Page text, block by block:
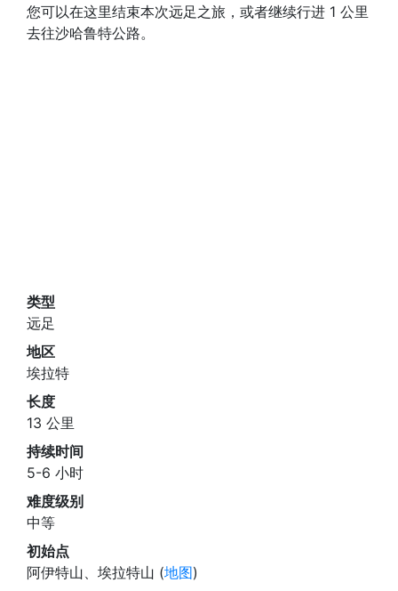
您可以在这里结束本次远足之旅，或者继续行进 1 公里
去往沙哈鲁特公路。
类型
远足
地区
埃拉特
长度
13 公里
持续时间
5-6 小时
难度级别
中等
初始点
阿伊特山、埃拉特山 (地图)